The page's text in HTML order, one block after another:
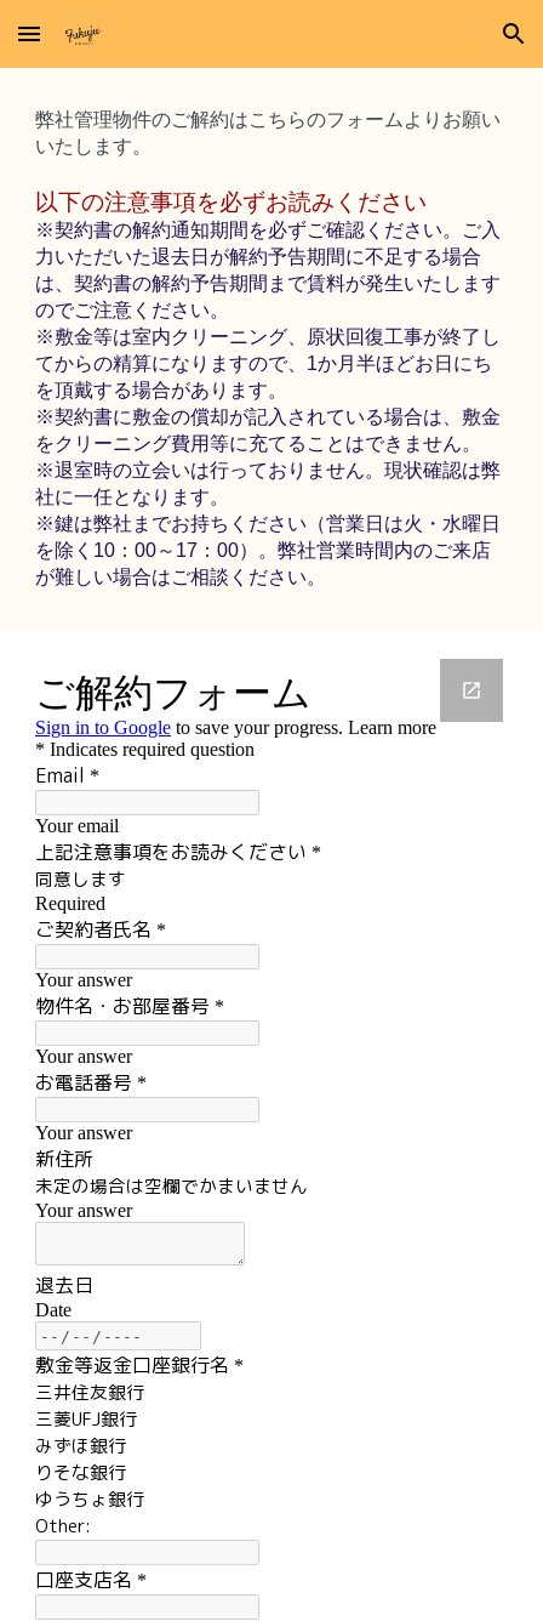
Skip to main content Skip to navigation
弊社管理物件のご解約はこちらのフォームよりお願い
いたします。
以下の注意事項を必ずお読みください
※契約書の解約通知期間を必ずご確認ください。ご入
力いただいた退去日が解約予告期間に不足する場合
は、契約書の解約予告期間まで賃料が発生いたします
のでご注意ください。
※敷金等は室内クリーニング、原状回復工事が終了し
てからの精算になりますので、1か月半ほどお日にち
を頂戴する場合があります。
※契約書に敷金の償却が記入されている場合は、敷金
をクリーニング費用等に充てることはできません。
※退室時の立会いは行っておりません。現状確認は弊
社に一任となります。
※鍵は弊社までお持ちください（営業日は火・水曜日
を除く10：00～17：00）。弊社営業時間内のご来店
が難しい場合はご相談ください。